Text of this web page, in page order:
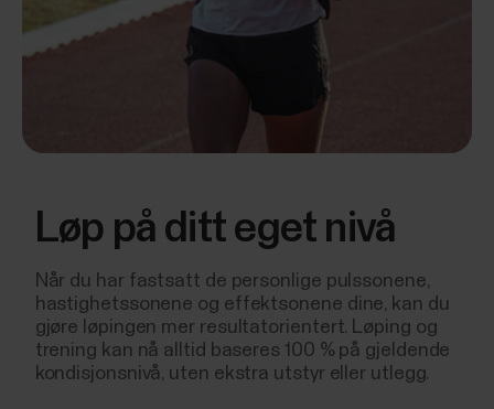
Løp på ditt eget nivå
Når du har fastsatt de personlige pulssonene,
hastighetssonene og effektsonene dine, kan du
gjøre løpingen mer resultatorientert. Løping og
trening kan nå alltid baseres 100 % på gjeldende
kondisjonsnivå, uten ekstra utstyr eller utlegg.